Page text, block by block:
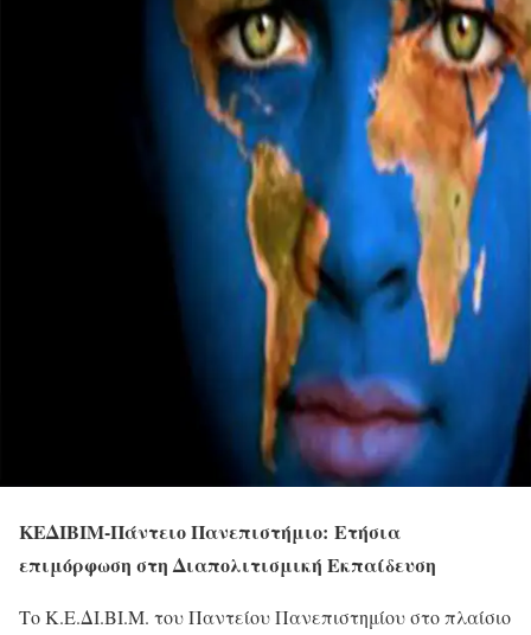
ΚΕΔΙΒΙΜ-Πάντειο Πανεπιστήμιο: Ετήσια
επιμόρφωση στη Διαπολιτισμική Εκπαίδευση
Το Κ.Ε.ΔΙ.ΒΙ.Μ. του Παντείου Πανεπιστημίου στο πλαίσιο